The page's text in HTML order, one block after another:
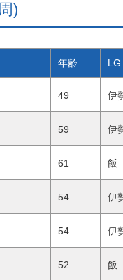
)
年齢 LG
49 伊
59 伊
61 飯
54 伊
54 伊
52 飯